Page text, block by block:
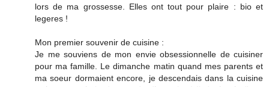
lors de ma grossesse. Elles ont tout pour plaire : bio et
legeres !
Mon premier souvenir de cuisine :
Je me souviens de mon envie obsessionnelle de cuisiner
pour ma famille. Le dimanche matin quand mes parents et
ma soeur dormaient encore, je descendais dans la cuisine